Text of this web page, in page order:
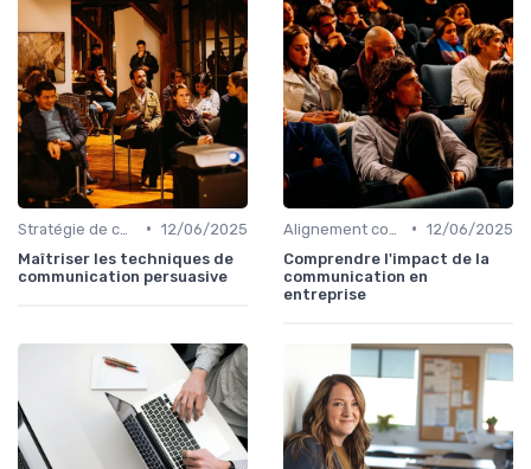
• 12/06/2025
Maîtriser les techniques de
communication persuasive
• 12/06/2025
Comprendre l'impact de la
communication en
entreprise